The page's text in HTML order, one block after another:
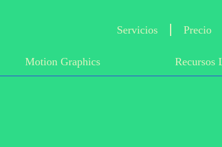
Servicios Precio
Motion Graphics Recursos